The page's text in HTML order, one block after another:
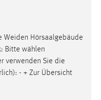
Weiden Hörsaalgebäude
Bitte wählen
verwenden Sie die
- + Zur Übersicht